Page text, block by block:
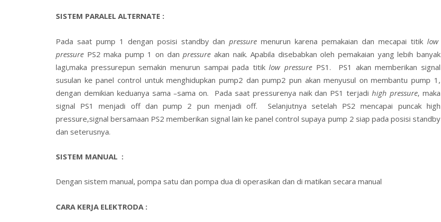
SISTEM PARALEL ALTERNATE :
Pada saat pump 1 dengan posisi standby danpressure menurun karena pemakaian dan mecapai titik low
pressure PS2 maka pump 1 on danpressure akan naik. Apabila disebabkan oleh pemakaian yang lebih banyak
lagi,maka pressurepun semakin menurun sampai pada titiklow pressure PS1. PS1 akan memberikan signal
susulan ke panel control untuk menghidupkan pump2 dan pump2 pun akan menyusul on membantu pump 1,
dengan demikian keduanya sama –sama on. Pada saat pressurenya naik dan PS1 terjadihigh pressure, maka
signal PS1 menjadi off dan pump 2 pun menjadi off. Selanjutnya setelah PS2 mencapai puncak high
pressure,signal bersamaan PS2 memberikan signal lain ke panel control supaya pump 2 siap pada posisi standby
dan seterusnya.
SISTEM MANUAL :
Dengan sistem manual, pompa satu dan pompa dua di operasikan dan di matikan secara manual
CARA KERJA ELEKTRODA :